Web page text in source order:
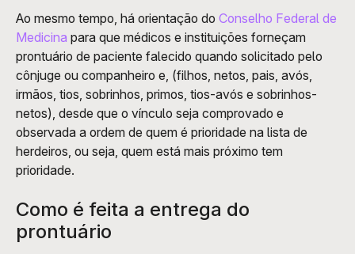
Ao mesmo tempo, há orientação do Conselho Federal de
Medicina para que médicos e instituições forneçam
prontuário de paciente falecido quando solicitado pelo
cônjuge ou companheiro e, (filhos, netos, pais, avós,
irmãos, tios, sobrinhos, primos, tios-avós e sobrinhos-
netos), desde que o vínculo seja comprovado e
observada a ordem de quem é prioridade na lista de
herdeiros, ou seja, quem está mais próximo tem
prioridade.
Como é feita a entrega do
prontuário